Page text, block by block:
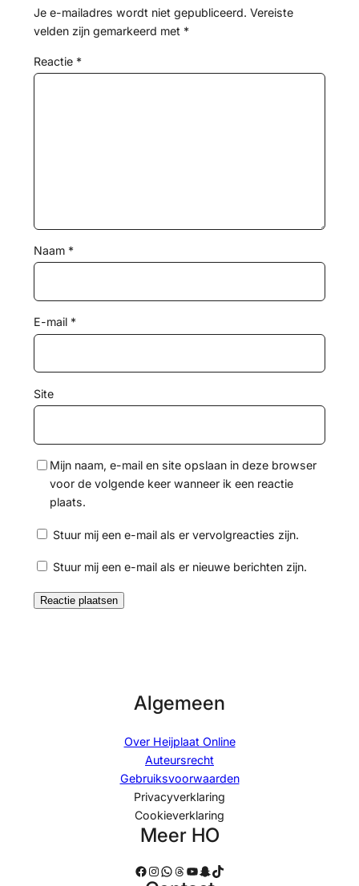
Je e-mailadres wordt niet gepubliceerd. Vereiste
velden zijn gemarkeerd met *
Reactie *
Naam *
E-mail *
Site
Mijn naam, e-mail en site opslaan in deze browser
voor de volgende keer wanneer ik een reactie
plaats.
Stuur mij een e-mail als er vervolgreacties zijn.
Stuur mij een e-mail als er nieuwe berichten zijn.
Algemeen
Over Heijplaat Online
Auteursrecht
Gebruiksvoorwaarden
Privacyverklaring
Cookieverklaring
Meer HO
Facebook Instagram WhatsApp Threads YouTube Snapchat TikTok